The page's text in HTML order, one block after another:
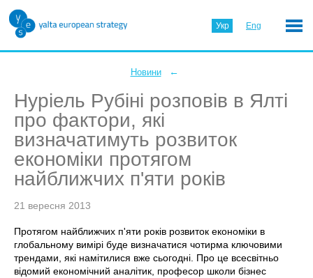
Укр Eng
Новини ←
Нуріель Рубіні розповів в Ялті
про фактори, які
визначатимуть розвиток
економіки протягом
найближчих п'яти років
21 вересня 2013
Протягом найближчих п'яти років розвиток економіки в
глобальному вимірі буде визначатися чотирма ключовими
трендами, які намітилися вже сьогодні. Про це всесвітньо
відомий економічний аналітик, професор школи бізнес